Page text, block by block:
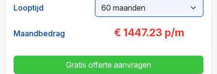
Looptijd
Maandbedrag € 1447.23 p/m
Gratis offerte aanvragen